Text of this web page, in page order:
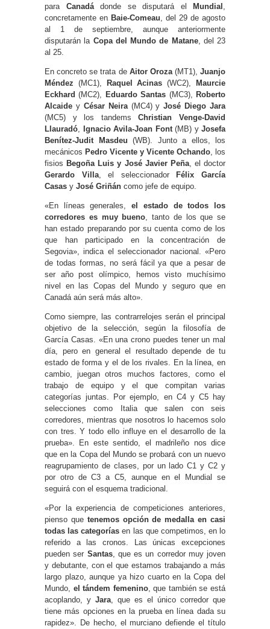
para Canadádonde se disputará el Mundial ,
concretamente en Baie-Comeau, del 29 de agosto
al 1 de septiembre, aunque anteriormente
disputarán la Copa del Mundo de Matane, del 23
al 25.
En concreto se trata de Aitor Oroza(MT1), Juanjo
Méndez (MC1), Raquel Acinas (WC2),
Maurcie
Eckhard (MC2), Eduardo Santas (MC3), Roberto
Alcaide y César Neira(MC4) yJosé Diego Jara
(MC5) y los tandemsChristian Venge-David
Llauradó, Ignacio Avila-Joan Font(MB) y Josefa
Benítez-Judit Masdeu (WB). Junto a ellos, los
mecánicos Pedro Vicente y Vicente Ochando, los
fisios Begoña Luis y José Javier Peña, el doctor
Gerardo Villa, el seleccionador
Félix García
Casas y José Griñán como jefe de equipo.
«En líneas generales,el estado de todos los
corredores es muy bueno, tanto de los que se
han estado preparando por su cuenta como de los
que han participado en la concentración de
Segovia», indica el seleccionador nacional. «Pero
de todas formas, no será fácil ya que a pesar de
ser año post olímpico, hemos visto muchísimo
nivel en las Copas del Mundo y seguro que en
Canadá aún será más alto».
Como siempre, las contrarrelojes serán el principal
objetivo de la selección, según la filosofía de
García Casas. «En una crono puedes tener un mal
día, pero en general el resultado depende de tu
estado de forma y el de los rivales. En la línea, en
cambio, juegan otros muchos factores, como el
trabajo de equipo y el que compitan varias
categorías juntas. Por ejemplo, en C4 y C5 hay
selecciones como Italia que salen con seis
corredores, mientras que nosotros lo hacemos solo
con tres. Y todo ello influye en el desarrollo de la
prueba». En este sentido, el madrileño nos dice
que en la Copa del Mundo se probará con un nuevo
reagrupamiento de clases, por un lado C1 y C2 y
por otro de C3 a C5, aunque en el Mundial se
seguirá con el esquema tradicional.
«Por la experiencia de competiciones anteriores,
pienso que tenemos opción de medalla en casi
todas las categorías en las que competimos, en lo
referido a las cronos. Las únicas excepciones
pueden ser Santas, que es un corredor muy joven
y debutante, con el que estamos trabajando a más
largo plazo, aunque ya hizo cuarto en la Copa del
Mundo, el tándem femenino, que también se está
acoplando, y Jara, que es el único corredor que
tiene más opciones en la prueba en línea dada su
rapidez». De hecho, el murciano defiende el título